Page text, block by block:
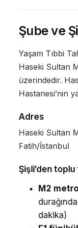
Şube ve
Yaşam Tıbbi
Haseki Sultan
üzerindedir.
Hastanesi’nin
Adres
Haseki Sultan
Fatih/İstanbul
Şişli’den toplu
M2 metro
dakika)